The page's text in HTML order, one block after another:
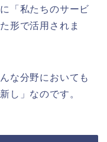
「私たちのサービ
形で活用されま
な分野においても
し」なのです。